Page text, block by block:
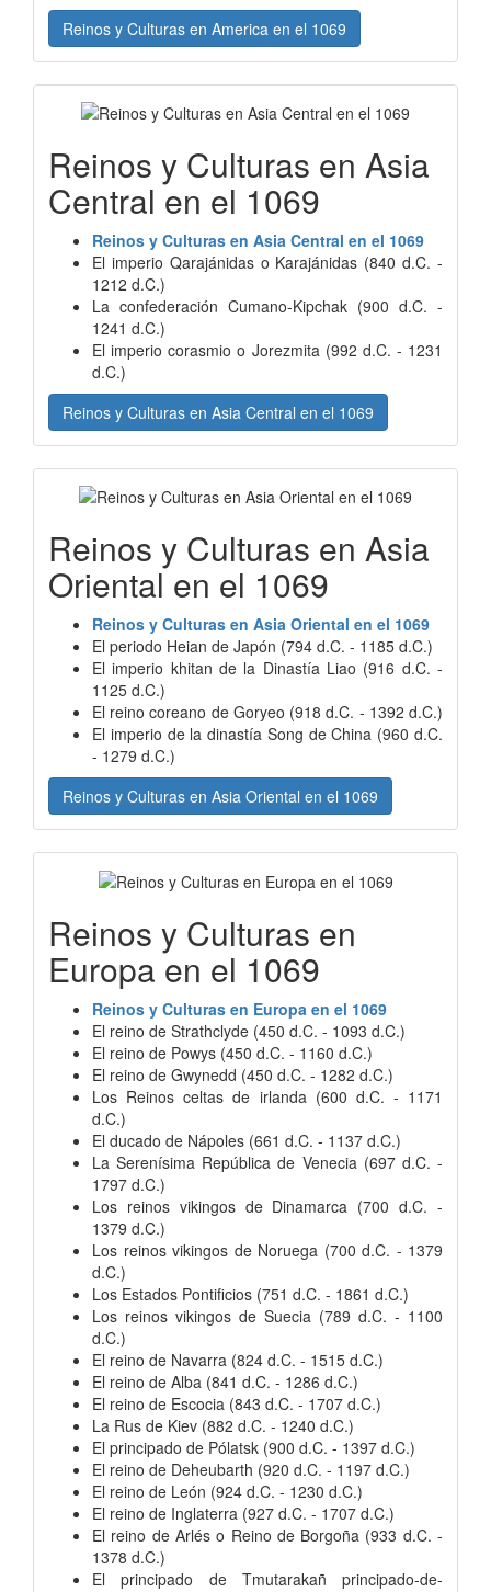
Reinos y Culturas en America en el 1069
Reinos y Culturas en Asia
Central en el 1069
Reinos y Culturas en Asia Central en el 1069
El imperio Qarajánidas o Karajánidas (840 d.C. -
1212 d.C.)
La confederación Cumano-Kipchak (900 d.C. -
1241 d.C.)
El imperio corasmio o Jorezmita (992 d.C. - 1231
d.C.)
Reinos y Culturas en Asia Central en el 1069
Reinos y Culturas en Asia
Oriental en el 1069
Reinos y Culturas en Asia Oriental en el 1069
El periodo Heian de Japón (794 d.C. - 1185 d.C.)
El imperio khitan de la Dinastía Liao (916 d.C. -
1125 d.C.)
El reino coreano de Goryeo (918 d.C. - 1392 d.C.)
El imperio de la dinastía Song de China (960 d.C.
- 1279 d.C.)
Reinos y Culturas en Asia Oriental en el 1069
Reinos y Culturas en
Europa en el 1069
Reinos y Culturas en Europa en el 1069
El reino de Strathclyde (450 d.C. - 1093 d.C.)
El reino de Powys (450 d.C. - 1160 d.C.)
El reino de Gwynedd (450 d.C. - 1282 d.C.)
Los Reinos celtas de irlanda (600 d.C. - 1171
d.C.)
El ducado de Nápoles (661 d.C. - 1137 d.C.)
La Serenísima República de Venecia (697 d.C. -
1797 d.C.)
Los reinos vikingos de Dinamarca (700 d.C. -
1379 d.C.)
Los reinos vikingos de Noruega (700 d.C. - 1379
d.C.)
Los Estados Pontificios (751 d.C. - 1861 d.C.)
Los reinos vikingos de Suecia (789 d.C. - 1100
d.C.)
El reino de Navarra (824 d.C. - 1515 d.C.)
El reino de Alba (841 d.C. - 1286 d.C.)
El reino de Escocia (843 d.C. - 1707 d.C.)
La Rus de Kiev (882 d.C. - 1240 d.C.)
El principado de Pólatsk (900 d.C. - 1397 d.C.)
El reino de Deheubarth (920 d.C. - 1197 d.C.)
El reino de León (924 d.C. - 1230 d.C.)
El reino de Inglaterra (927 d.C. - 1707 d.C.)
El reino de Arlés o Reino de Borgoña (933 d.C. -
1378 d.C.)
El principado de Tmutarakañ principado-de-